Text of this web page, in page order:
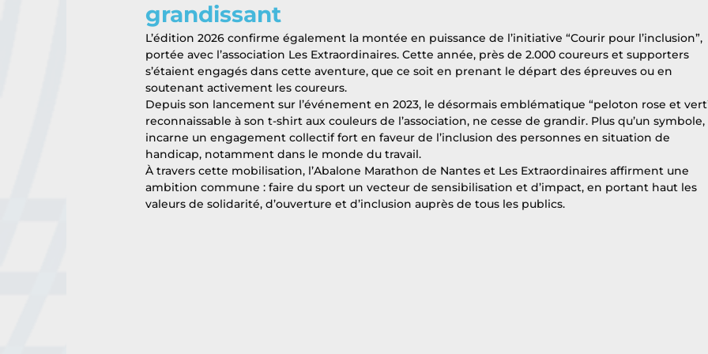
grandissant
L’édition 2026 confirme également la montée en puissance de l’initiative “Courir pour l’inclusion”,
portée avec l’association Les Extraordinaires. Cette année, près de 2.000 coureurs et supporters
s’étaient engagés dans cette aventure, que ce soit en prenant le départ des épreuves ou en
soutenant activement les coureurs.
Depuis son lancement sur l’événement en 2023, le désormais emblématique “peloton rose et
reconnaissable à son t-shirt aux couleurs de l’association, ne cesse de grandir. Plus qu’un
incarne un engagement collectif fort en faveur de l’inclusion des personnes en situation de
handicap, notamment dans le monde du travail.
À travers cette mobilisation, l’Abalone Marathon de Nantes et Les Extraordinaires affirment une
ambition commune : faire du sport un vecteur de sensibilisation et d’impact, en portant haut les
valeurs de solidarité, d’ouverture et d’inclusion auprès de tous les publics.